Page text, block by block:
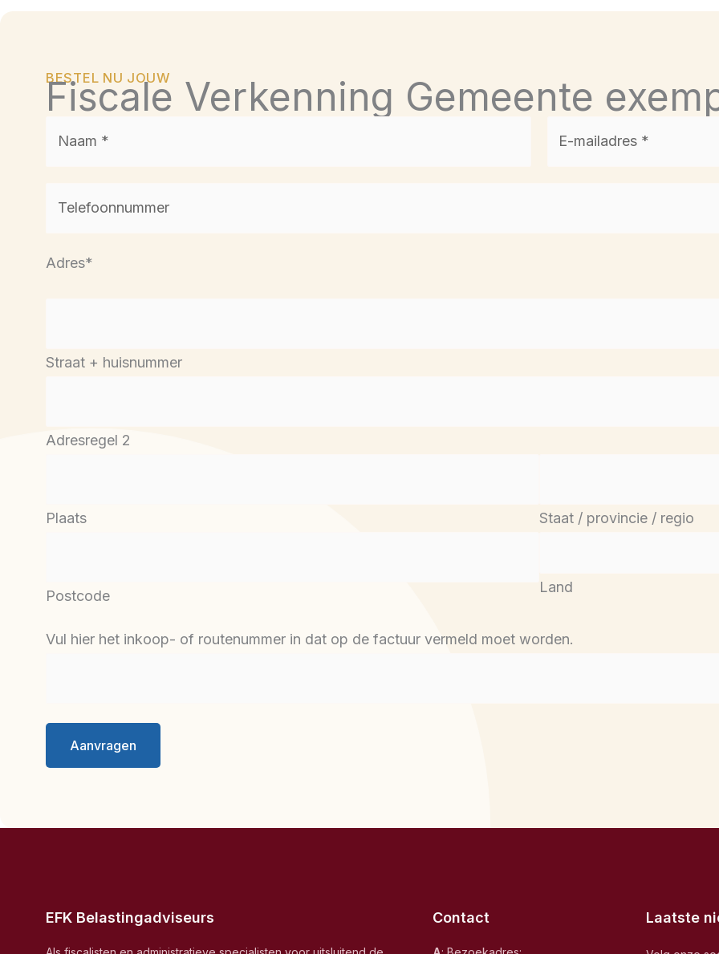
BESTEL NU JOUW
Fiscale Verkenning Gemeente
Adres*
Straat + huisnummer
Adresregel 2
Plaats Staat / provincie / regio
Postcode
Land
Vul hier het inkoop- of routenummer in dat op de factuur vermeld moet worden.
EFK Belastingadviseurs Contact Laatste